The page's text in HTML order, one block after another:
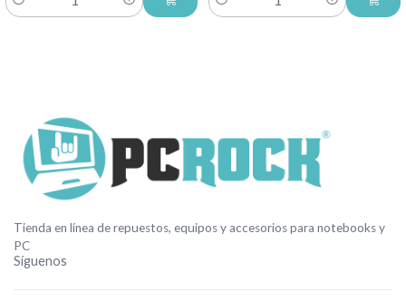
Cantidad Cantidad
Tienda en línea de repuestos, equipos y accesorios para notebooks y
PC
Síguenos